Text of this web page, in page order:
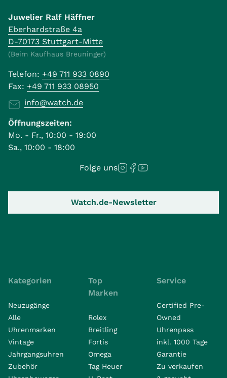
Juwelier Ralf Häffner
Eberhardstraße 4a
D-70173 Stuttgart-Mitte
(Beim Kaufhaus Breuninger)
Telefon: +49 711 933 0890
Fax: +49 711 933 08950
info@watch.de
Öffnungszeiten:
Mo. - Fr., 10:00 - 19:00
Sa., 10:00 - 18:00
Folge uns
Watch.de-Newsletter
Kategorien
Neuzugänge
Alle
Uhrenmarken
Vintage
Jahrgangsuhren
Zubehör
Top
Marken
Rolex
Breitling
Fortis
Omega
Tag Heuer
Service
Certified Pre-
Owned
Uhrenpass
inkl. 1000 Tage
Garantie
Zu verkaufen